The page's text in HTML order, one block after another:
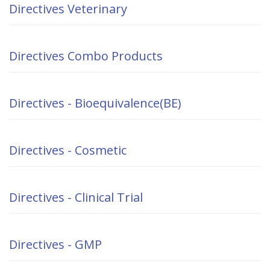
Directives Veterinary
Directives Combo Products
Directives - Bioequivalence(BE)
Directives - Cosmetic
Directives - Clinical Trial
Directives - GMP